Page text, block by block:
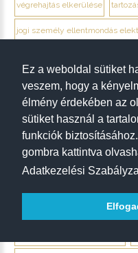
Ez a weboldal sütiket
veszem, hogy a
élmény érdekében az
sütiket használ a
funkciók
gombra kattintva
Adatkezelési
végrehajtás elkerülése
jogi személy ellentmondás
végrendelet megtámadása
érvénytelenség megállapítása
megtámadási nyilatkozat
beszámíthatóság végrendelet
tisztességtelen befolyás